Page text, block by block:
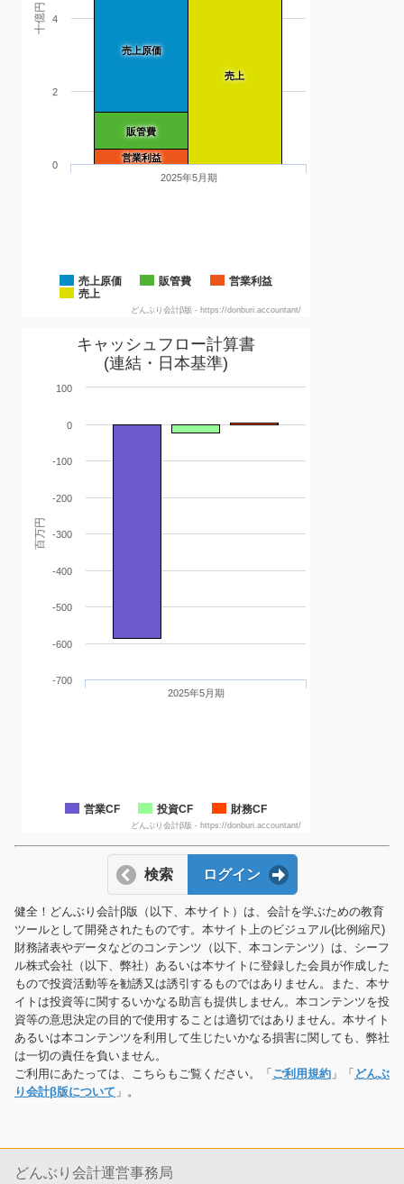
十億円
売上原価
販管費
営業利益
売上
売上原価 販管費
営業利益
売上
2025年5月期
0
2
4
どんぶり会計β版 - https://donburi.accountant/
百万円
キャッシュフロー計算書
(連結・日本基準)
営業CF 投資CF 財務CF
2025年5月期
-600
-400
-200
0
-700
-500
-300
-100
100
どんぶり会計β版 - https://donburi.accountant/
検索 ログイン
健全！どんぶり会計β版（以下、本サイト）は、会計を学ぶための教育
ツールとして開発されたものです。本サイト上のビジュアル(比例縮尺)
財務諸表やデータなどのコンテンツ（以下、本コンテンツ）は、シーフ
ル株式会社（以下、弊社）あるいは本サイトに登録した会員が作成した
もので投資活動等を勧誘又は誘引するものではありません。また、本サ
イトは投資等に関するいかなる助言も提供しません。本コンテンツを投
資等の意思決定の目的で使用することは適切ではありません。本サイト
あるいは本コンテンツを利用して生じたいかなる損害に関しても、弊社
は一切の責任を負いません。
ご利用にあたっては、こちらもご覧ください。「 ご利用規約 」「 どんぶ
り会計β版について 」。
どんぶり会計運営事務局